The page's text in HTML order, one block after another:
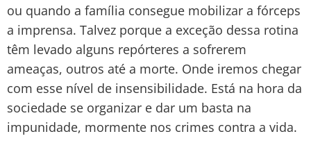
ou quando a família consegue mobilizar a fórceps
a imprensa. Talvez porque a exceção dessa rotina
têm levado alguns repórteres a sofrerem
ameaças, outros até a morte. Onde iremos chegar
com esse nível de insensibilidade. Está na hora da
sociedade se organizar e dar um basta na
impunidade, mormente nos crimes contra a vida.